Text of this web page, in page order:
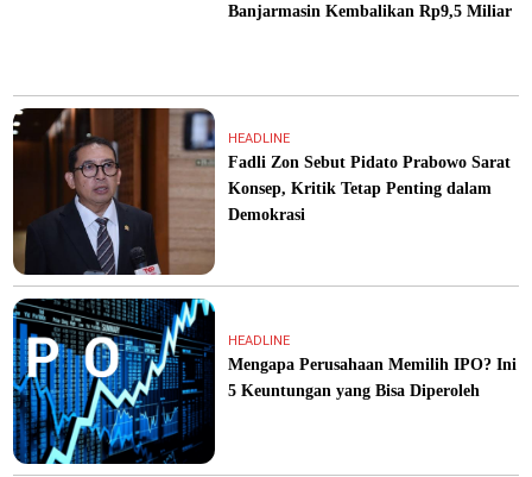
Banjarmasin Kembalikan Rp9,5 Miliar
HEADLINE
Fadli Zon Sebut Pidato Prabowo Sarat
Konsep, Kritik Tetap Penting dalam
Demokrasi
HEADLINE
Mengapa Perusahaan Memilih IPO? Ini
5 Keuntungan yang Bisa Diperoleh